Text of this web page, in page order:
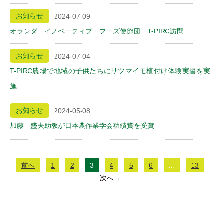
お知らせ
2024-07-09
オランダ・イノベーティブ・フーズ使節団 T-PIRC訪問
お知らせ
2024-07-04
T-PIRC農場で地域の子供たちにサツマイモ植付け体験実習を実
施
お知らせ
2024-05-08
加藤 盛夫助教が日本農作業学会功績賞を受賞
前へ 1 2 3 4 5 6
13
次へ→